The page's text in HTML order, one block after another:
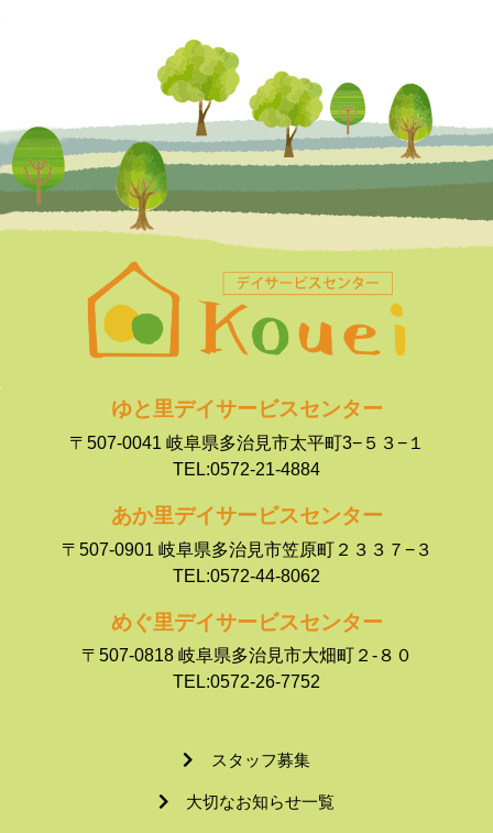
ゆと里デイサービスセンター
〒507-0041 岐阜県多治見市太平町3−５３−１
TEL:0572-21-4884
あか里デイサービスセンター
〒507-0901 岐阜県多治見市笠原町２３３７−３
TEL:0572-44-8062
めぐ里デイサービスセンター
〒507-0818 岐阜県多治見市大畑町２-８０
TEL:0572-26-7752
スタッフ募集
大切なお知らせ一覧